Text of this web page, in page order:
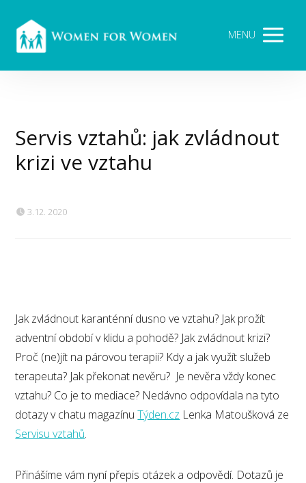
MENU
Servis vztahů: jak zvládnout
krizi ve vztahu
3.12. 2020
Jak zvládnout karanténní dusno ve vztahu? Jak prožít
adventní období v klidu a pohodě? Jak zvládnout krizi?
Proč (ne)jít na párovou terapii? Kdy a jak využít služeb
terapeuta? Jak překonat nevěru? Je nevěra vždy konec
vztahu? Co je to mediace? Nedávno odpovídala na tyto
dotazy v chatu magazínuTýden.cz Lenka Matoušková ze
Servisu vztahů.
Přinášíme vám nyní přepis otázek a odpovědí. Dotazů je